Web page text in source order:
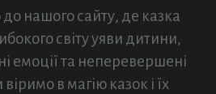
нашого сайту, де казка
світу уяви дитини,
емоції та неперевершені
в магію казок і їх